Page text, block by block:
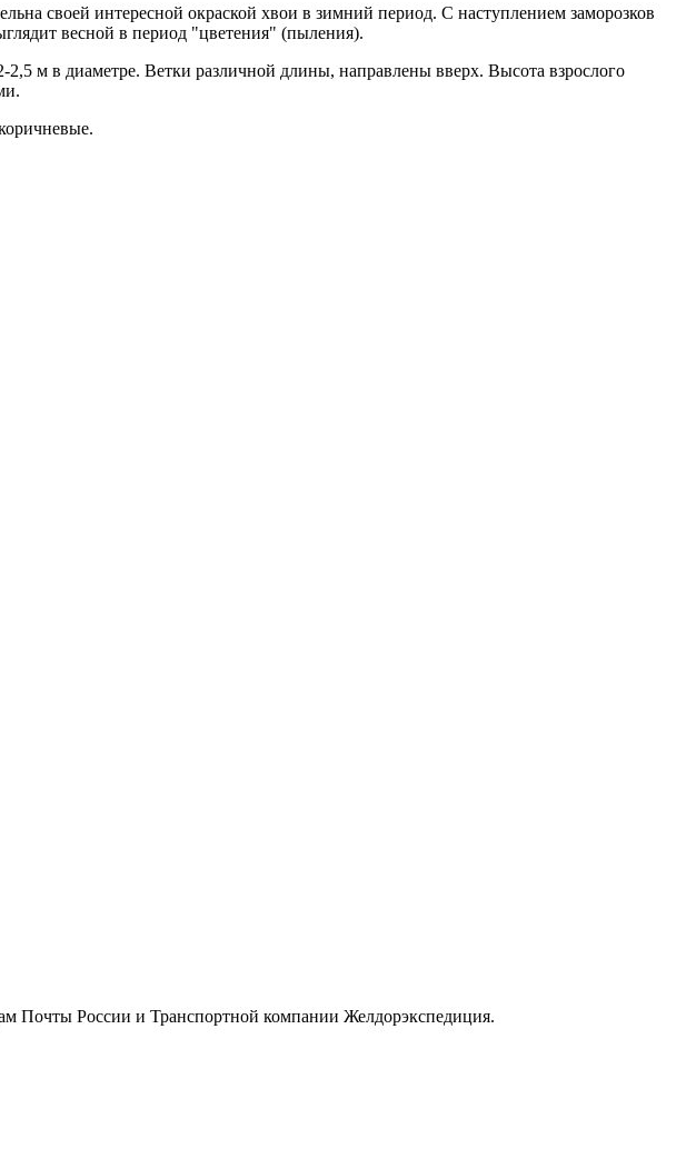
своей интересной окраской хвои в зимний период. С наступлением заморозков
весной в период "цветения" (пыления).
м в диаметре. Ветки различной длины, направлены вверх. Высота взрослого
Почты России и Транспортной компании Желдорэкспедиция.